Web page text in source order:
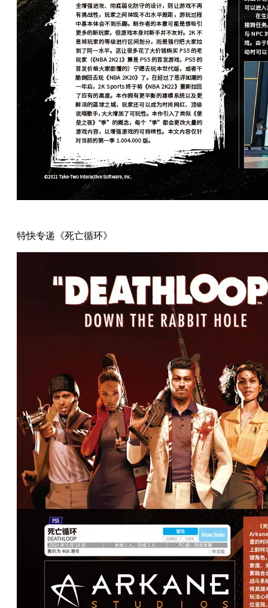
特快专递《死亡循环》